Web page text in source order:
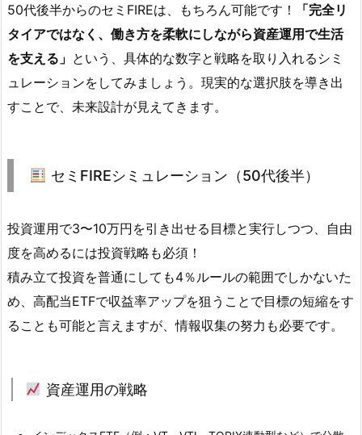
50代後半からのセミFIREは、もちろん可能です！
「完全リ
タイアではなく、働き方を柔軟にしながら資産運用で生活
を支える」 という、具体的な数字と戦略を取り入れるシミ
ュレーションをしてみましょう。現実的な選択肢を導き出
すことで、未来設計が見えてきます。
セミFIREシミュレーション（50代後半）
投資運用で3〜10万円を引き出せる目標と実行しつつ、自由
度を高めるには投資戦略も必須！
積み立て投資を普通にしても4％ルールの範囲でしかないた
め、高配当ETFで収益率アップを狙うことで目標の短縮をす
ることも可能と言えますが、情報収集の努力も必要です。
資産運用の戦略